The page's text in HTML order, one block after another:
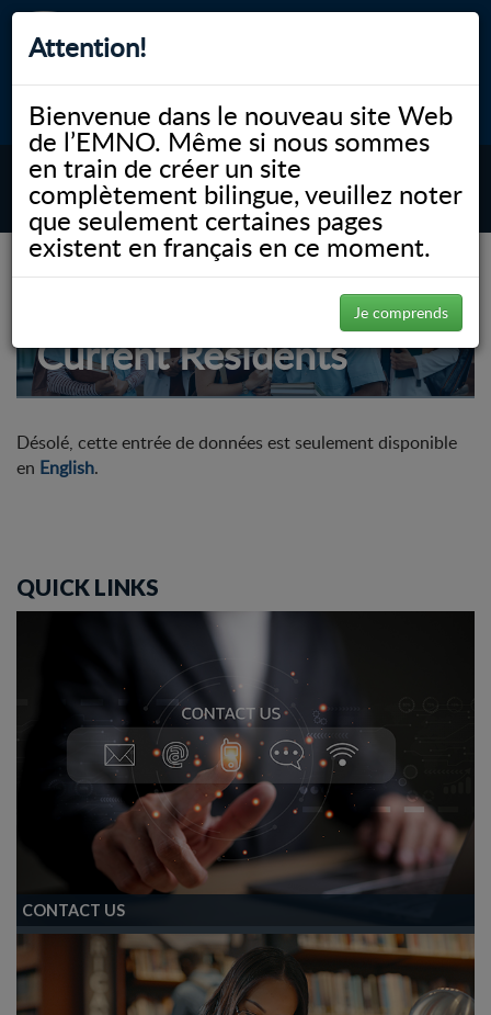
Attention!
Bienvenue dans le nouveau site Web
de l’EMNO. Même si nous sommes
en train de créer un site
complètement bilingue, veuillez noter
que seulement certaines pages
existent en français en ce moment.
Je comprends
myNOSM Accessibilité A- A+ English
MENU
Current Residents
Désolé, cette entrée de données est seulement disponible
en English.
QUICK LINKS
CONTACT US